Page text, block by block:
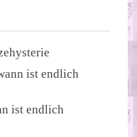
ist endlich
ist endlich